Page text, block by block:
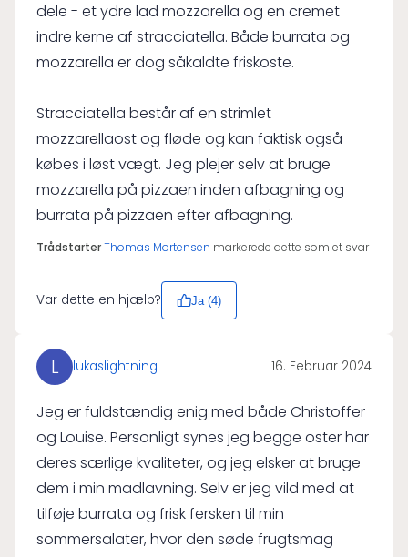
dele - et ydre lad mozzarella og en cremet
indre kerne af stracciatella. Både burrata og
mozzarella er dog såkaldte friskoste.
Stracciatella består af en strimlet
mozzarellaost og fløde og kan faktisk også
købes i løst vægt. Jeg plejer selv at bruge
mozzarella på pizzaen inden afbagning og
burrata på pizzaen efter afbagning.
TrådstarterThomas Mortensen markerede dette som et svar
Var dette en hjælp? Ja (4)
L lukaslightning 16. Februar 2024
Jeg er fuldstændig enig med både Christoffer
og Louise. Personligt synes jeg begge oster har
deres særlige kvaliteter, og jeg elsker at bruge
dem i min madlavning. Selv er jeg vild med at
tilføje burrata og frisk fersken til min
sommersalater, hvor den søde frugtsmag